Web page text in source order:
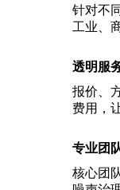
针对不
工业、
透明服
报价、
费用，
专业团
核心团